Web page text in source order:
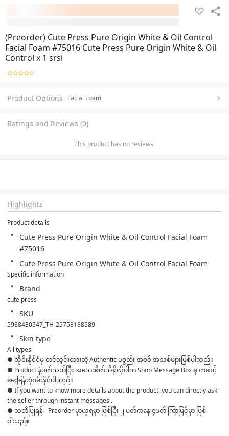
(Preorder) Cute Press Pure Origin White & Oil Control
Facial Foam #75016 Cute Press Pure Origin White & Oil
Control x 1 srsi
Product Options Facial Foam
Ratings and Reviews (0)
This product has no reviews.
Highlights
Product details
Cute Press Pure Origin White & Oil Control Facial Foam
#75016
Cute Press Pure Origin White & Oil Control Facial Foam
Specific information
Brand
cute press
SKU
5988430547_TH-25758188589
Skin type
All types
● ထိုင်းနိုင်ငံမှ တင်သွင်းထားတဲ့ Authentic ပစ္စည်း အစစ် အသစ်များဖြစ်ပါသည်။
● Product နဲ့ပတ်သတ်ပြီး အသေးစိတ်သိရှိလိုပါက Shop Message Box မှ တဆင့်
မေးမြန်းစုံစမ်းနိုင်ပါသည်။
● If you want to know more details about the product, you can directly ask
the seller through instant messages .
● သတိပြုရန် - Preorder မှာယူရမှာ ဖြစ်ပြီး ၂ ပတ်ကနေ ၄ပတ် ကြာမြင့်မှာ ဖြစ်
ပါသည်။